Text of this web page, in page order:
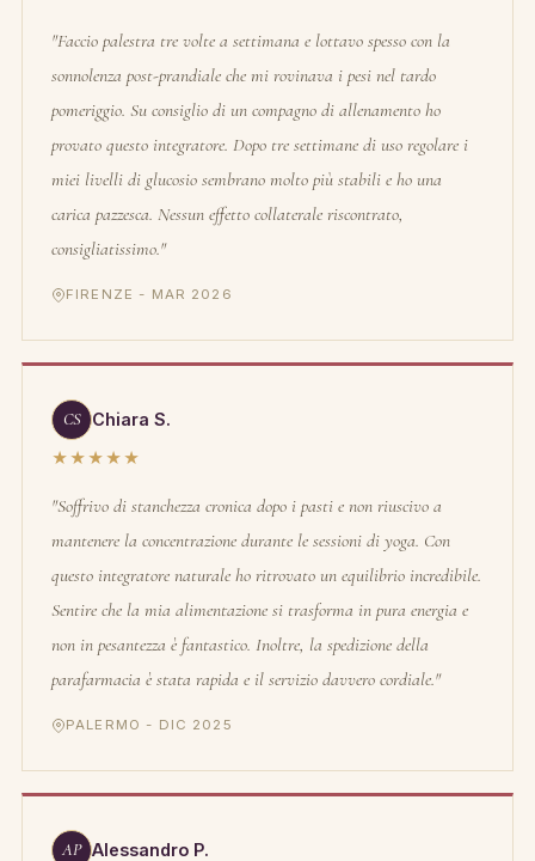
"Faccio palestra tre volte a settimana e lottavo spesso con la
sonnolenza post-prandiale che mi rovinava i pesi nel tardo
pomeriggio. Su consiglio di un compagno di allenamento ho
provato questo integratore. Dopo tre settimane di uso regolare i
miei livelli di glucosio sembrano molto più stabili e ho una
carica pazzesca. Nessun effetto collaterale riscontrato,
consigliatissimo."
FIRENZE - MAR 2026
CS Chiara S.
★★★★★
"Soffrivo di stanchezza cronica dopo i pasti e non riuscivo a
mantenere la concentrazione durante le sessioni di yoga. Con
questo integratore naturale ho ritrovato un equilibrio incredibile.
Sentire che la mia alimentazione si trasforma in pura energia e
non in pesantezza è fantastico. Inoltre, la spedizione della
parafarmacia è stata rapida e il servizio davvero cordiale."
PALERMO - DIC 2025
AP Alessandro P.